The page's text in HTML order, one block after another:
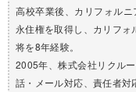
高校卒業後、カリフォル
永住権を取得し、カリフ
将を8年経験。
2005年、株式会社リクル
話・メール対応、責任者